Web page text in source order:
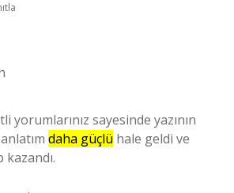
yorumlarınız sayesinde yazının
daha güçlü hale geldi ve